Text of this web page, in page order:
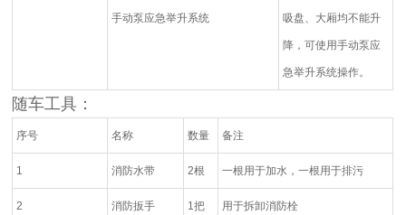
手动泵应急举升系统 吸盘、大厢均不能升
降，可使用手动泵应
急举升系统操作。
随车工具：
序号 名称 数量 备注
1 消防水带 2根 一根用于加水，一根用于排污
2 消防扳手 1把 用于拆卸消防栓